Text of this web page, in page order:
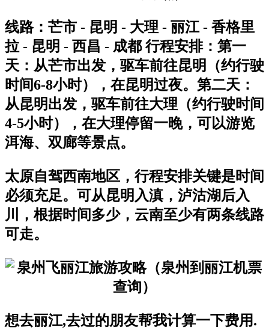
线路：芒市 - 昆明 - 大理 - 丽江 - 香格里
拉 - 昆明 - 西昌 - 成都 行程安排：第一
天：从芒市出发，驱车前往昆明（约行驶
时间6-8小时），在昆明过夜。第二天：
从昆明出发，驱车前往大理（约行驶时间
4-5小时），在大理停留一晚，可以游览
洱海、双廊等景点。
太原自驾西南地区，行程安排关键是时间
必须充足。可从昆明入滇，泸沽湖后入
川，根据时间多少，云南至少有两条线路
可走。
想去丽江,去过的朋友帮我计算一下费用.